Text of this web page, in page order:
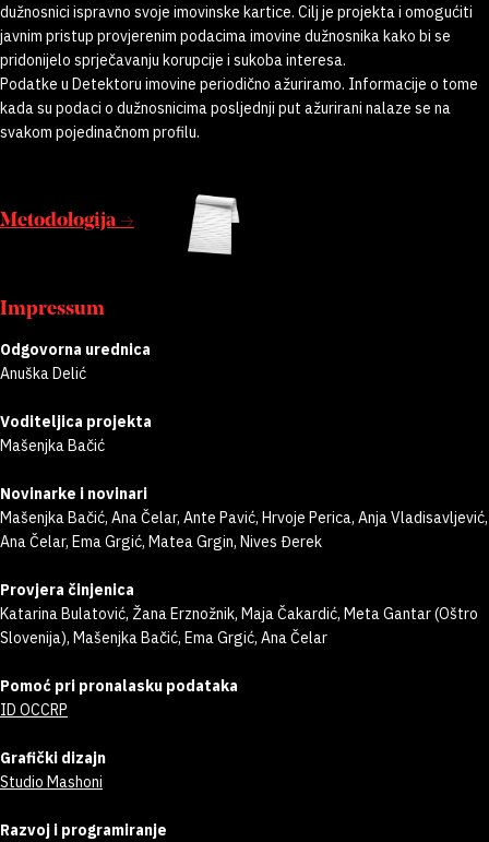
dužnosnici ispravno svoje imovinske kartice. Cilj je projekta i omogućiti
javnim pristup provjerenim podacima imovine dužnosnika kako bi se
pridonijelo sprječavanju korupcije i sukoba interesa.
Podatke u Detektoru imovine periodično ažuriramo. Informacije o tome
kada su podaci o dužnosnicima posljednji put ažurirani nalaze se na
svakom pojedinačnom profilu.
Metodologija →
Impressum
Odgovorna urednica
Anuška Delić
Voditeljica projekta
Mašenjka Bačić
Novinarke i novinari
Mašenjka Bačić, Ana Čelar, Ante Pavić, Hrvoje Perica, Anja Vladisavljević,
Ana Čelar, Ema Grgić, Matea Grgin, Nives Đerek
Provjera činjenica
Katarina Bulatović, Žana Erznožnik, Maja Čakardić, Meta Gantar (Oštro
Slovenija), Mašenjka Bačić, Ema Grgić, Ana Čelar
Pomoć pri pronalasku podataka
ID OCCRP
Grafički dizajn
Studio Mashoni
Razvoj i programiranje